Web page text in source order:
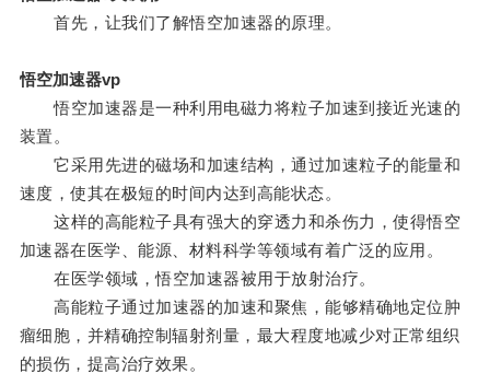
首先，让我们了解悟空加速器的原理。
悟空加速器vp
悟空加速器是一种利用电磁力将粒子加速到接近光速的
装置。
它采用先进的磁场和加速结构，通过加速粒子的能量和
速度，使其在极短的时间内达到高能状态。
这样的高能粒子具有强大的穿透力和杀伤力，使得悟空
加速器在医学、能源、材料科学等领域有着广泛的应用。
在医学领域，悟空加速器被用于放射治疗。
高能粒子通过加速器的加速和聚焦，能够精确地定位肿
瘤细胞，并精确控制辐射剂量，最大程度地减少对正常组织
的损伤，提高治疗效果。